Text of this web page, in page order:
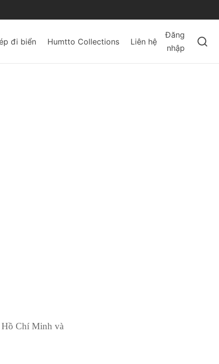
đi biển Humtto Collections Liên hệ
Đăng
nhập
Hồ Chí Minh và